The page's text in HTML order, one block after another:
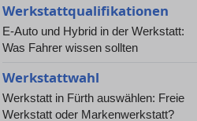
Werkstattqualifikationen
E-Auto und Hybrid in der Werkstatt:
Was Fahrer wissen sollten
Werkstattwahl
Werkstatt in Fürth auswählen: Freie
Werkstatt oder Markenwerkstatt?